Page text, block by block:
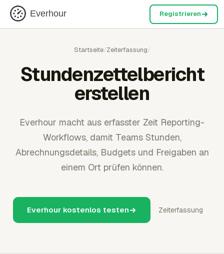
Everhour Registrieren
Startseite/Zeiterfassung/
Stundenzettelbericht
erstellen
Everhour macht aus erfasster Zeit Reporting-
Workflows, damit Teams Stunden,
Abrechnungsdetails, Budgets und Freigaben an
einem Ort prüfen können.
Everhour kostenlos testen Zeiterfassung